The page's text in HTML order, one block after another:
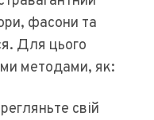
фасони та
Для цього
методами, як:
свій